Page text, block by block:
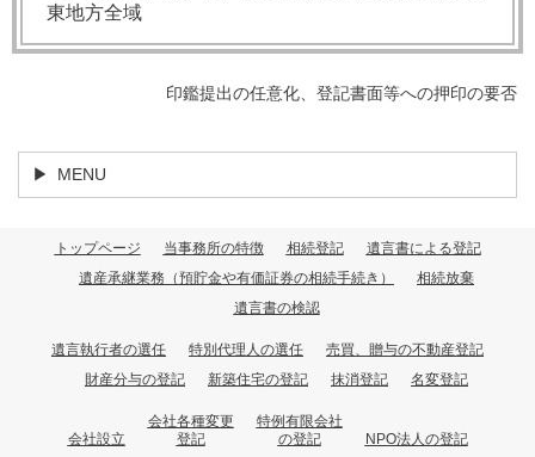
東地方全域
印鑑提出の任意化、登記書面等への押印の要否
MENU
トップページ 当事務所の特徴 相続登記
遺言書による登記
遺産承継業務（預貯金や有価証券の相続手続き）
相続放棄
遺言書の検認
遺言執行者の選任 特別代理人の選任
売買、贈与の不動産登記
財産分与の登記
新築住宅の登記 抹消登記 名変登記
会社設立
会社各種変更
登記
特例有限会社
の登記
NPO法人の登記